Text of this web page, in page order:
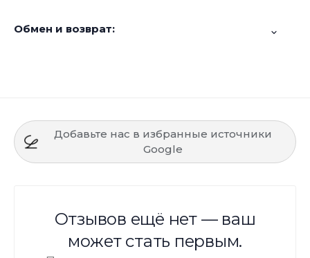
Обмен и возврат:
Добавьте нас в избранные источники
Google
Отзывов ещё нет — ваш
может стать первым.